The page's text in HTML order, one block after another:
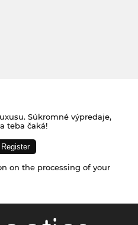
Súkromné výpredaje,
teba čaká!
on the processing of your